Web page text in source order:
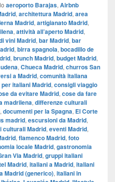
aeroporto Barajas, Airbnb
, architettura Madrid, area
Madrid, artigianato Madrid,
, attività all’aperto Madrid,
vini Madrid, bar Madrid, bar
, birra spagnola, bocadillo de
, brunch Madrid, budget Madrid,
, Chueca Madrid, churros San
a Madrid, comunità italiana
italiani Madrid, consigli viaggio
da evitare Madrid, cose da fare
madrilena, differenze culturali
, documenti per la Spagna, El Corte
madrid, escursioni da Madrid,
culturali Madrid, eventi Madrid,
, flamenco Madrid, foto
locale Madrid, gastronomia
Via Madrid, gruppi italiani
Madrid, italiani a Madrid, italiani
Madrid (generico), italiani in